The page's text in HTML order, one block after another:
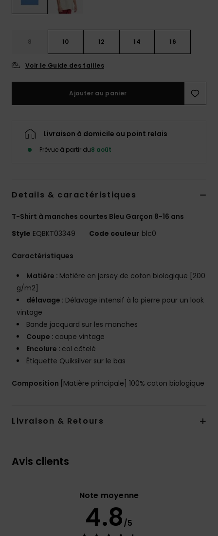
8 10 12 14 16
Voir le Guide des tailles
Ajouter au panier
Livraison à domicile ou point relais
Prévue à partir du8 août
Details & caractéristiques
T-Shirt à manches courtes Bleu Garçon 8-16 ans
Style EQBKT03349 Code couleur blc0
Caractéristiques
Matière : Matière en jersey de coton biologique [200
g/m2]
délavage : Délavage intensif à la pierre pour un look
vintage
Bande jacquard sur les manches
Coupe : coupe vintage
Encolure : col côtelé
Étiquette Quiksilver sur le bas
Composition [Matière principale] 100% coton biologique
Livraison & Retours
Avis clients
Note moyenne
4.8/5